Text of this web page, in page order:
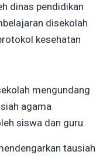
dinas pendidikan
disekolah
kesehatan
mengundang
agama
siswa dan guru.
tausiah